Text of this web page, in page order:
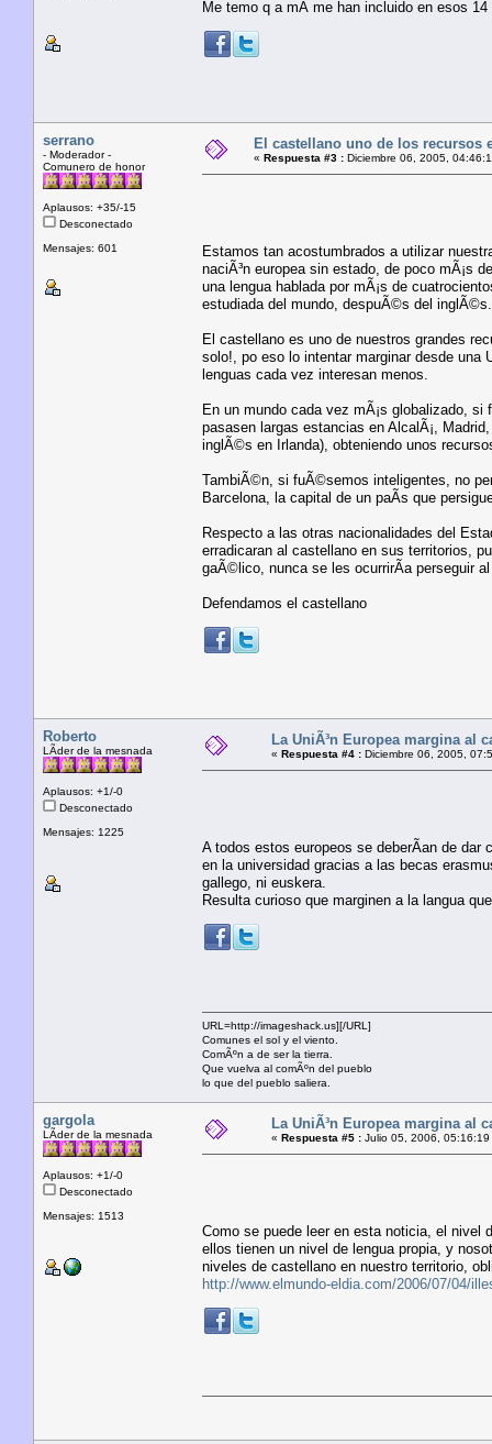
Me temo q a mÃ­ me han incluido en esos
serrano
- Moderador -
Comunero de honor
Aplausos: +35/-15
Desconectado
Mensajes: 601
El castellano uno de los recursos
« Respuesta #3 : Diciembre 06, 2005,
Estamos tan acostumbrados a utilizar
naciÃ³n europea sin estado, de poco mÃ¡s
una lengua hablada por mÃ¡s de
estudiada del mundo, despuÃ©s del inglÃ©s.
El castellano es uno de nuestros grandes
solo!, po eso lo intentar marginar desde una
lenguas cada vez interesan menos.
En un mundo cada vez mÃ¡s globalizado,
pasasen largas estancias en AlcalÃ¡,
inglÃ©s en Irlanda), obteniendo unos
TambiÃ©n, si fuÃ©semos inteligentes, no
Barcelona, la capital de un paÃ­s que
Respecto a las otras nacionalidades del
erradicaran al castellano en sus territorios,
gaÃ©lico, nunca se les ocurrirÃ­a perseguir
Defendamos el castellano
Roberto
LÃ­der de la mesnada
Aplausos: +1/-0
Desconectado
Mensajes: 1225
La UniÃ³n Europea margina al
« Respuesta #4 : Diciembre 06, 2005,
A todos estos europeos se deberÃ­an de dar
en la universidad gracias a las becas
gallego, ni euskera.
Resulta curioso que marginen a la langua
URL=http://imageshack.us][/URL]
Comunes el sol y el viento.
ComÃºn a de ser la tierra.
Que vuelva al comÃºn del pueblo
lo que del pueblo saliera.
gargola
LÃ­der de la mesnada
Aplausos: +1/-0
Desconectado
Mensajes: 1513
La UniÃ³n Europea margina al
« Respuesta #5 : Julio 05, 2006, 05:16:19
Como se puede leer en esta noticia, el nivel
ellos tienen un nivel de lengua propia, y
niveles de castellano en nuestro territorio,
http://www.elmundo-eldia.com/2006/07/04/